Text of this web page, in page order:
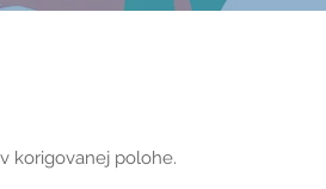
korigovanej polohe.